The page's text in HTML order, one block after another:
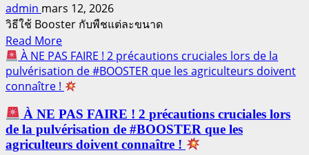
admin mars 12, 2026
วิธีใช้ Booster กับพืชแต่ละขนาด
Read MoreRead
more
about
Manuel
de
4Tree
et
À NE PAS FAIRE ! 2 précautions cruciales lors de la
pulvérisation de #BOOSTER que les agriculteurs doivent
connaître !
À NE PAS FAIRE ! 2 précautions cruciales lors
de la pulvérisation de #BOOSTER que les
agriculteurs doivent connaître !